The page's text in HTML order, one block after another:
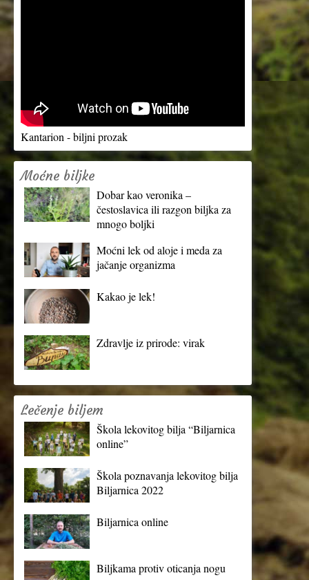
Kantarion - biljni prozak
Moćne biljke
Dobar kao veronika –
čestoslavica ili razgon biljka za
mnogo boljki
Moćni lek od aloje i meda za
jačanje organizma
Kakao je lek!
Zdravlje iz prirode: virak
Lečenje biljem
Škola lekovitog bilja “Biljarnica
online”
Škola poznavanja lekovitog bilja
Biljarnica 2022
Biljarnica online
Biljkama protiv oticanja nogu